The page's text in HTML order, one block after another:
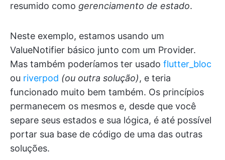
resumido como gerenciamento de estado.
Neste exemplo, estamos usando um
ValueNotifier básico junto com um Provider.
Mas também poderíamos ter usado flutter_bloc
ou riverpod (ou outra solução), e teria
funcionado muito bem também. Os princípios
permanecem os mesmos e, desde que você
separe seus estados e sua lógica, é até possível
portar sua base de código de uma das outras
soluções.